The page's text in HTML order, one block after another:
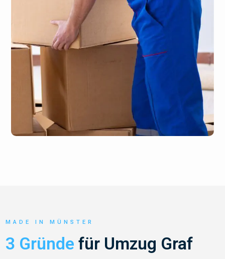
MADE IN MÜNSTER
3 Gründe für Umzug Graf